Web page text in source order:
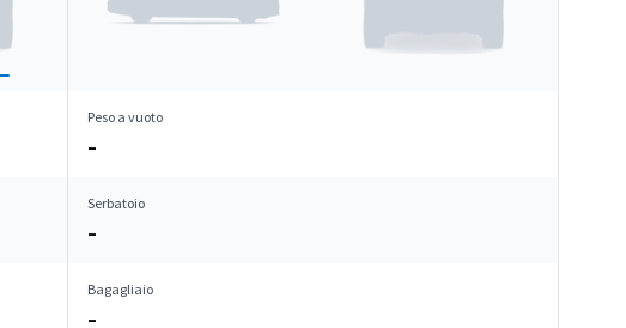
Peso a vuoto
–
Serbatoio
–
Bagagliaio
–